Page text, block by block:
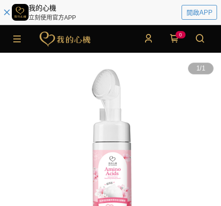
我的心機
立刻使用官方APP
開啟APP
0
1/1